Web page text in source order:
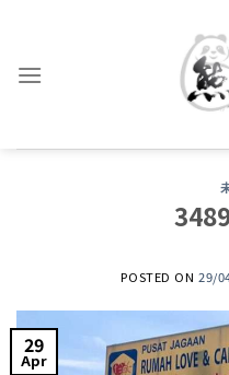
content
POSTED ON29/
29
Apr